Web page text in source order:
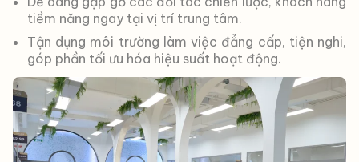
tiềm năng ngay tại vị trí trung tâm.
Tận dụng môi trường làm việc đẳng cấp, tiện nghi,
góp phần tối ưu hóa hiệu suất hoạt động.